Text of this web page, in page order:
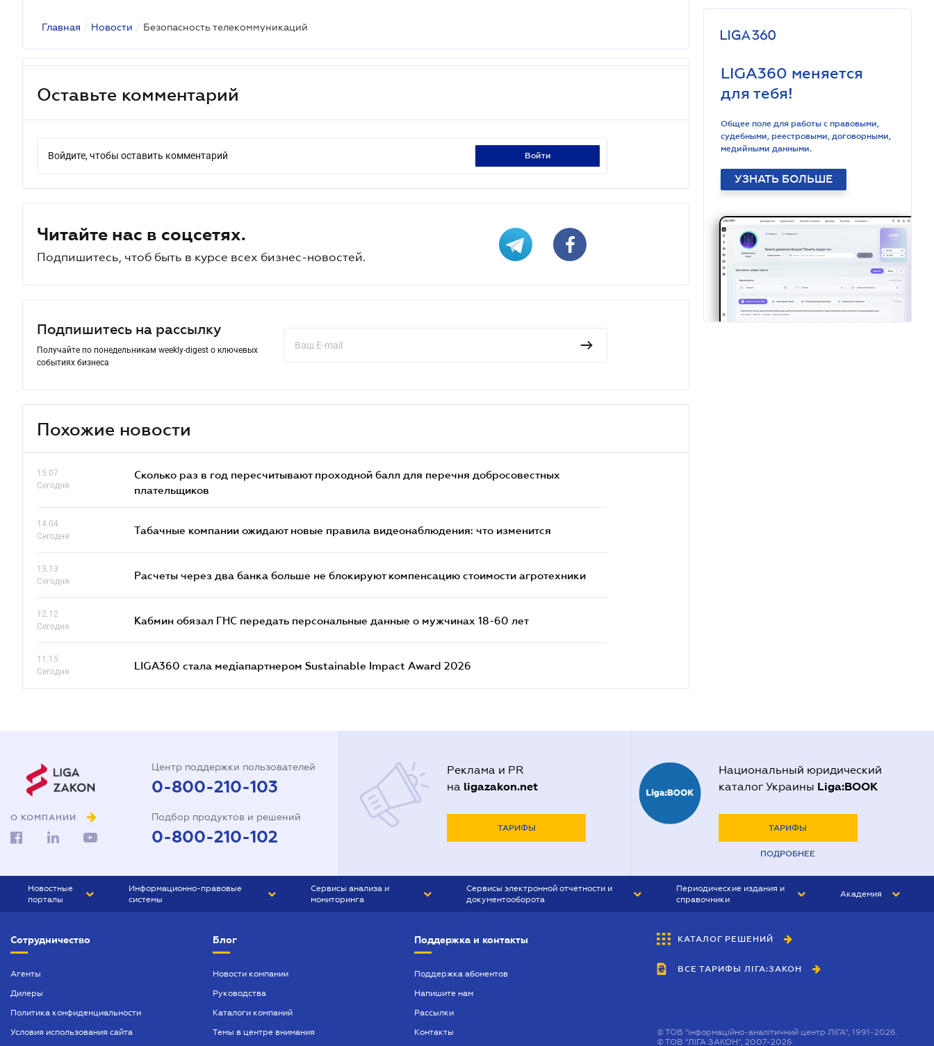
Главная / Новости / Безопасность телекоммуникаций
Оставьте комментарий
Войдите, чтобы оставить комментарий войти
Читайте нас в соцсетях.
Подпишитесь, чтоб быть в курсе всех бизнес-новостей.
Подпишитесь на рассылку
Получайте по понедельникам weekly-digest о ключевых
событиях бизнеса
Похожие новости
15.07
Сегодня
Сколько раз в год пересчитывают проходной балл для перечня добросовестных
плательщиков
14.04
Сегодня
Табачные компании ожидают новые правила видеонаблюдения: что изменится
13.13
Сегодня
Расчеты через два банка больше не блокируют компенсацию стоимости агротехники
12.12
Сегодня
Кабмин обязал ГНС передать персональные данные о мужчинах 18-60 лет
11.15
Сегодня
LIGA360 стала медіапартнером Sustainable Impact Award 2026
LIGA360 меняется
для тебя!
Общее поле для работы с правовыми,
судебными, реестровыми, договорными,
медийными данными.
УЗНАТЬ БОЛЬШЕ
О КОМПАНИИ
Центр поддержки пользователей
0-800-210-103
Подбор продуктов и решений
0-800-210-102
Реклама и PR
на ligazakon.net
ТАРИФЫ
Национальный юридический
каталог Украины Liga:BOOK
ТАРИФЫ
ПОДРОБНЕЕ
Новостные
порталы
БИЗНЕС
Информационно-правовые
системы
БУХГАЛТЕР ПРОФ
ЮРИСТ ПРОФ
Сервисы анализа и
мониторинга
Сервисы электронной отчетности и
документооборота
Периодические издания и
справочники
БУХГАЛТЕР&ЗАКОН
ВЕСТНИК МСФО
Академия
Сотрудничество
Агенты
Дилеры
Политика конфиденциальности
Условия использования сайта
Блог
Новости компании
Руководства
Каталоги компаний
Темы в центре внимания
Поддержка и контакты
Поддержка абонентов
Напишите нам
Рассылки
Контакты
КАТАЛОГ РЕШЕНИЙ
ВСЕ ТАРИФЫ ЛІГА:ЗАКОН
©ТОВ "інформаційно-аналітичний центр ЛІГА", 1991-2026.
©ТОВ "ЛІГА ЗАКОН", 2007-2026.